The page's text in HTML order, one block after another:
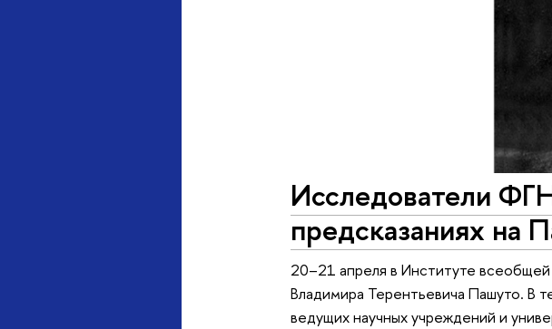
Исследователи
предсказаниях на
20–21 апреля в Институте
Владимира Терентьевича Пашуто. В
ведущих научных учреждений и